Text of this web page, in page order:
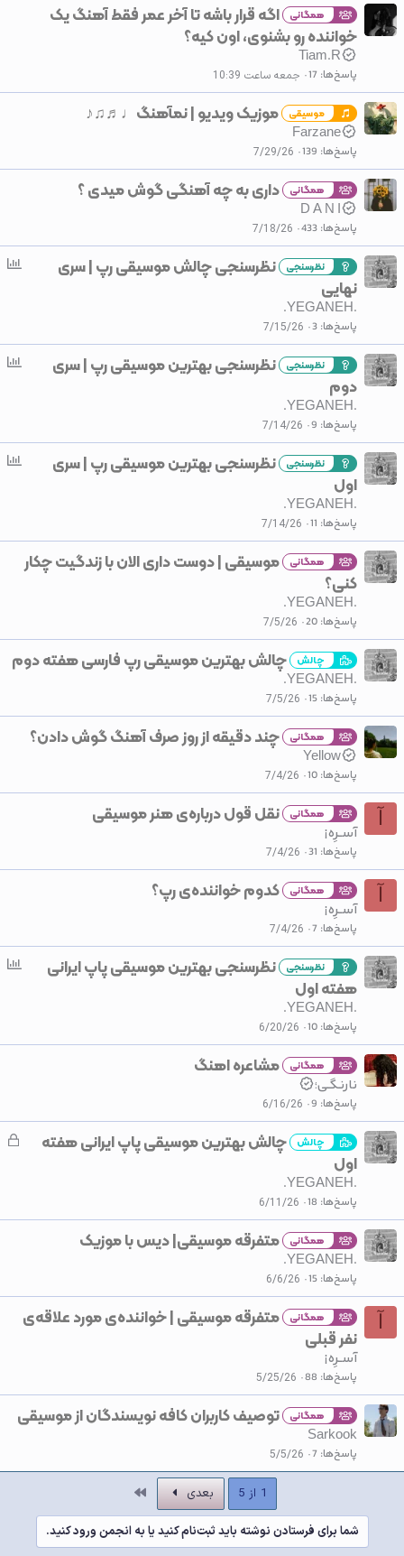
همگانی
اگه قرار باشه تا آخر عمر فقط آهنگ یک
خواننده رو بشنوی، اون کیه؟
Tiam.R
پاسخ‌ها 17 جمعه ساعت 10:39
موسیقی موزیک ویدیو | نمآهنگ♩♬♫♪
Farzane
پاسخ‌ها 139
7/29/26
همگانی داری به چه آهنگی گوش میدی ؟
D A N I
پاسخ‌ها 433
7/18/26
ن
ن
نظرسنجی
نظرسنجی چالش موسیقی رپ | سری
نهایی
.YEGANEH.
پاسخ‌ها 3
7/15/26
ن
ن
نظرسنجی
نظرسنجی بهترین موسیقی رپ | سری
دوم
.YEGANEH.
پاسخ‌ها 9
7/14/26
ن
ن
نظرسنجی
نظرسنجی بهترین موسیقی رپ | سری
اول
.YEGANEH.
پاسخ‌ها 11
7/14/26
همگانی
موسیقی | دوست داری الان با زندگیت چکار
کنی؟
.YEGANEH.
پاسخ‌ها 20
7/5/26
چالش چالش بهترین موسیقی رپ فارسی هفته دوم
.YEGANEH.
پاسخ‌ها 15
7/5/26
همگانی چند دقیقه از روز صرف آهنگ گوش دادن؟
Yellow
پاسخ‌ها 10
7/4/26
آ همگانی نقل قول درباره‌ی هنر موسیقی
آســرِه¡
پاسخ‌ها 31
7/4/26
آ همگانی کدوم خواننده‌ی رپ؟
آســرِه¡
پاسخ‌ها 7
7/4/26
ن
ن
نظرسنجی
نظرسنجی بهترین موسیقی پاپ ایرانی
هفته اول
.YEGANEH.
پاسخ‌ها 10
6/20/26
همگانی مشاعره اهنگ
نارنـگـی؛
پاسخ‌ها 9
6/16/26
د
چالش
چالش بهترین موسیقی پاپ ایرانی هفته
اول
.YEGANEH.
پاسخ‌ها 18
6/11/26
همگانی متفرقه موسیقی| دیس با موزیک
.YEGANEH.
پاسخ‌ها 15
6/6/26
آ همگانی
متفرقه موسیقی | خواننده‌ی مورد علاقه‌ی
نفر قبلی
آســرِه¡
پاسخ‌ها 88
5/25/26
همگانی توصیف کاربران کافه نویسندگان از موسیقی
Sarkook
پاسخ‌ها 7
5/5/26
1 از 5 بعدی
شما برای فرستادن نوشته باید ثبت‌نام کنید یا به انجمن ورود کنید.